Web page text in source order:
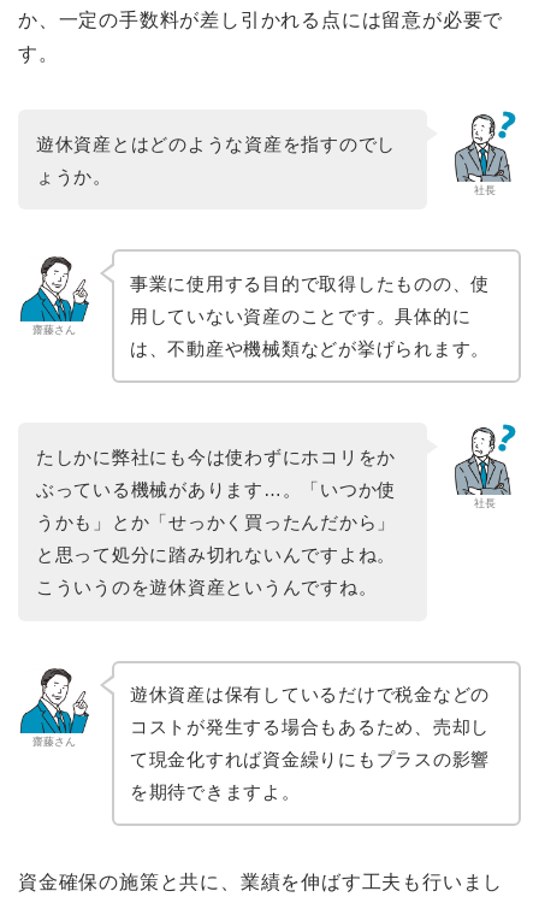
か、一定の手数料が差し引かれる点には留意が必要で
す。
社長
遊休資産とはどのような資産を指すのでし
ょうか。
齋藤さん
事業に使用する目的で取得したものの、使
用していない資産のことです。具体的に
は、不動産や機械類などが挙げられます。
社長
たしかに弊社にも今は使わずにホコリをか
ぶっている機械があります…。「いつか使
うかも」とか「せっかく買ったんだから」
と思って処分に踏み切れないんですよね。
こういうのを遊休資産というんですね。
齋藤さん
遊休資産は保有しているだけで税金などの
コストが発生する場合もあるため、売却し
て現金化すれば資金繰りにもプラスの影響
を期待できますよ。
資金確保の施策と共に、業績を伸ばす工夫も行いまし